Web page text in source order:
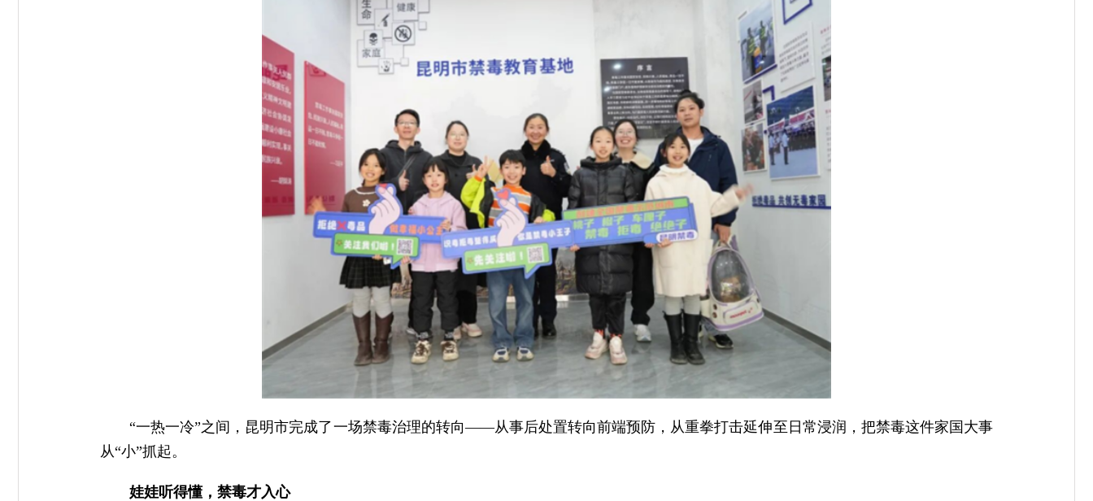
“一热一冷”之间，昆明市完成了一场禁毒治理的转向——从事后处置转向前端预防，从重拳打击延伸至日常浸润，把禁毒这件家国大事
从“小”抓起。
娃娃听得懂，禁毒才入心